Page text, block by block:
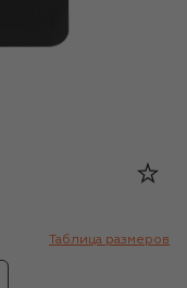
Таблица размеров